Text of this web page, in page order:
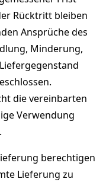
Rücktritt bleiben
Ansprüche des
Minderung,
die vereinbarten
Verwendung
berechtigen
Lieferung zu